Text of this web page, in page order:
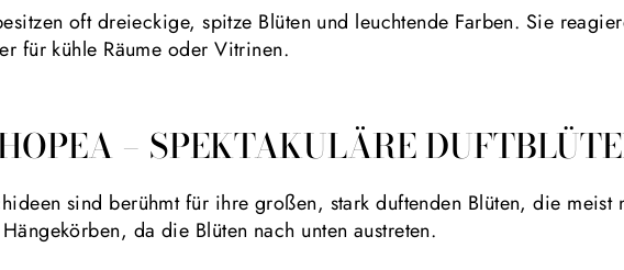
oft dreieckige, spitze Blüten und leuchtende Farben. Sie
für kühle Räume oder Vitrinen.
– SPEKTAKULÄRE
sind berühmt für ihre großen, stark duftenden Blüten, die meist
da die Blüten nach unten austreten.